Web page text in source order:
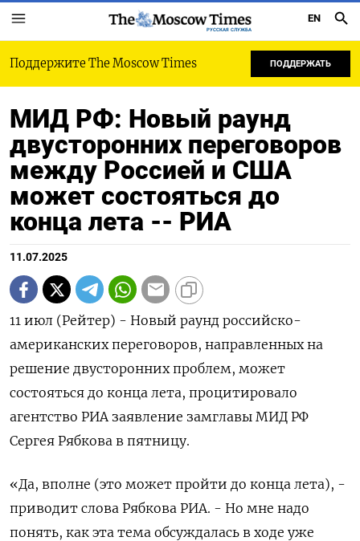
РУССКАЯ СЛУЖБА
EN
Поддержите The Moscow Times ПОДДЕРЖАТЬ
МИД РФ: Новый раунд
двусторонних переговоров
между Россией и США
может состояться до
конца лета -- РИА
11.07.2025
11 июл (Рейтер) - Новый раунд российско-
американских переговоров, направленных на
решение двусторонних проблем, может
состояться до конца лета, процитировало
агентство РИА заявление замглавы МИД РФ
Сергея Рябкова в пятницу.
«Да, вполне (это может пройти до конца лета), -
приводит слова Рябкова РИА. - Но мне надо
понять, как эта тема обсуждалась в ходе уже